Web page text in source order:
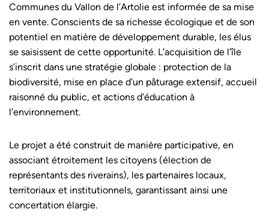
Communes du Vallon de l’Artolie est informée de sa mise
en vente. Conscients de sa richesse écologique et de son
potentiel en matière de développement durable, les élus
se saisissent de cette opportunité. L’acquisition de l’île
s’inscrit dans une stratégie globale : protection de la
biodiversité, mise en place d’un pâturage extensif, accueil
raisonné du public, et actions d’éducation à
l’environnement.
Le projet a été construit de manière participative, en
associant étroitement les citoyens (élection de
représentants des riverains), les partenaires locaux,
territoriaux et institutionnels, garantissant ainsi une
concertation élargie.